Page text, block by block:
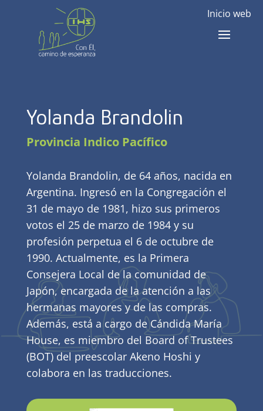
Inicio web
Yolanda Brandolin
Provincia Indico Pacífico
Yolanda Brandolin, de 64 años, nacida en
Argentina. Ingresó en la Congregación el
31 de mayo de 1981, hizo sus primeros
votos el 25 de marzo de 1984 y su
profesión perpetua el 6 de octubre de
1990. Actualmente, es la Primera
Consejera Local de la comunidad de
Japón, encargada de la atención a las
hermanas mayores y de las compras.
Además, está a cargo de Cándida María
House, es miembro del Board of Trustees
(BOT) del preescolar Akeno Hoshi y
colabora en las traducciones.